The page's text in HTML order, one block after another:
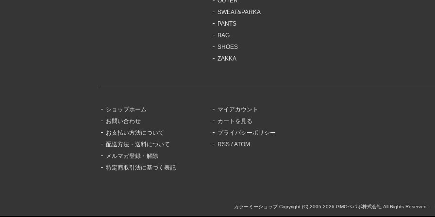
SWEAT&PARKA
PANTS
BAG
SHOES
ZAKKA
ショップホーム
お問い合わせ
お支払い方法について
配送方法・送料について
メルマガ登録・解除
特定商取引法に基づく表記
マイアカウント
カートを見る
プライバシーポリシー
RSS /ATOM
カラーミーショップCopyright (C) 2005-2026GMOペパボ株式会社 All Rights Reserved.